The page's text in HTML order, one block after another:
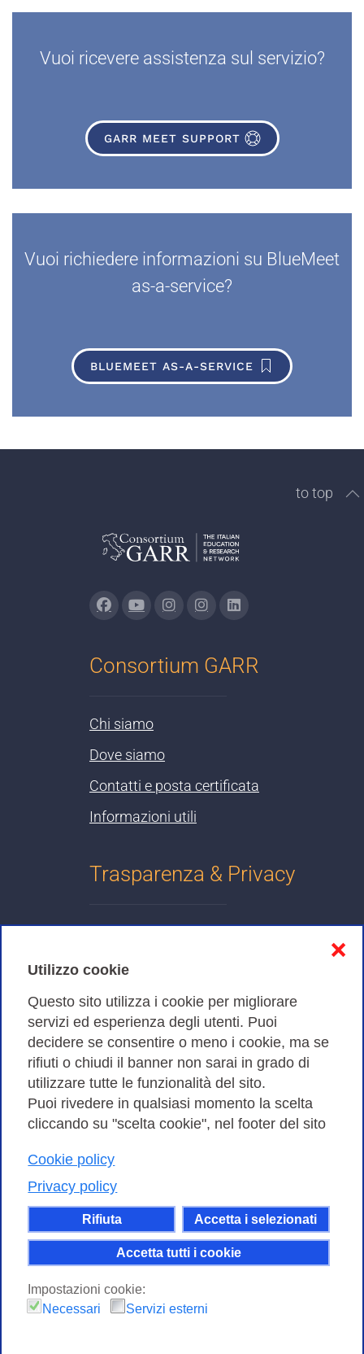
Utilizzo cookie
Questo sito utilizza i cookie per migliorare
servizi ed esperienza degli utenti. Puoi
decidere se consentire o meno i cookie, ma se
rifiuti o chiudi il banner non sarai in grado di
utilizzare tutte le funzionalità del sito.
Puoi rivedere in qualsiasi momento la scelta
cliccando su "scelta cookie", nel footer del sito
Cookie policy
Privacy policy
Rifiuta Accetta i selezionati
Accetta tutti i cookie
❌
Impostazioni cookie:
Necessari
Servizi esterni
Vuoi ricevere assistenza sul servizio?
GARR MEET SUPPORT
Vuoi richiedere informazioni su BlueMeet
as-a-service?
BLUEMEET AS-A-SERVICE
to top
Consortium GARR
Chi siamo
Dove siamo
Contatti e posta certificata
Informazioni utili
Trasparenza & Privacy
Cookies Policy
Amministrazione trasparente
Bandi di Gara
Consortium GARR - Via dei Tizii, 6 - 00185 Roma | Tel.
| CF 97284570583 – PI 07577141000 | Codice
Destinatario 7EU9KEU |
Il contenuto di questo sito e' rilasciato, tranne dove
altrimenti indicato, secondo i termini della licenza
Creative Commons
stesso modo 4.0 Internazionale.